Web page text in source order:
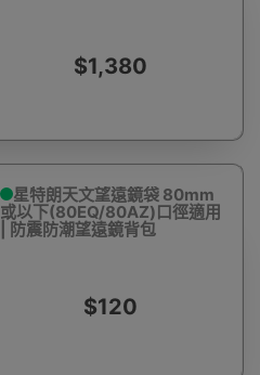
$1,380
星特朗天文望遠鏡袋 80mm
或以下(80EQ/80AZ)口徑適用
| 防震防潮望遠鏡背包
$120